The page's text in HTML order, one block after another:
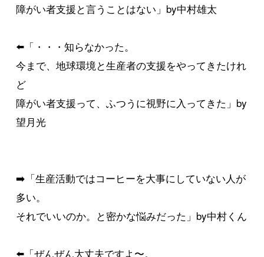
障がい者支援と言うことはない」by中村雄太
⬅️「・・・知らなかった。
今まで、地球環境と生産者の支援をやってきたけれ
ど
障がい者支援って、ふつうに視野に入ってきた」by
望月光
➡️「生産活動ではコーヒーを大事にしていない人が
多い。
それでいいのか。と密かな悩みだった」by中村くん
⬅️「ぜんぜん大丈夫ですよ〜。